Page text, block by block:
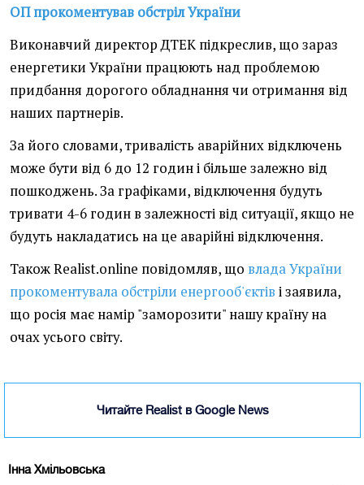
ОП прокоментував обстріл України
Виконавчий директор ДТЕК підкреслив, що зараз
енергетики України працюють над проблемою
придбання дорогого обладнання чи отримання від
наших партнерів.
За його словами, тривалість аварійних відключень
може бути від 6 до 12 годин і більше залежно від
пошкоджень. За графіками, відключення будуть
тривати 4-6 годин в залежності від ситуації, якщо не
будуть накладатись на це аварійні відключення.
Також Realist.online повідомляв, що влада України
прокоментувала обстріли енергооб'єктів і заявила,
що росія має намір "заморозити" нашу країну на
очах усього світу.
Читайте Realist в Google News
Інна Хмільовська